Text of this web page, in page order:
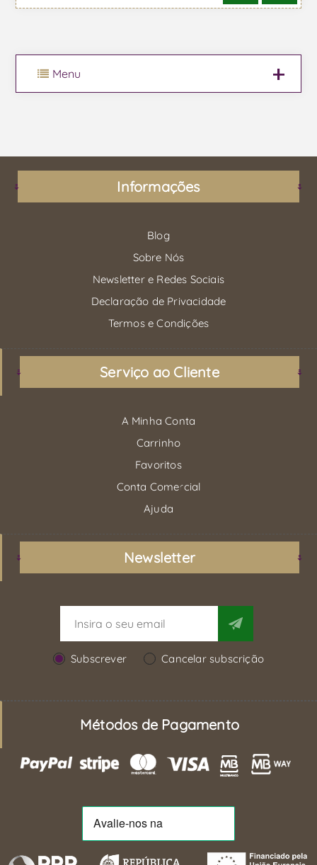
Menu
Informações
Blog
Sobre Nós
Newsletter e Redes Sociais
Declaração de Privacidade
Termos e Condições
Serviço ao Cliente
A Minha Conta
Carrinho
Favoritos
Conta Comercial
Ajuda
Newsletter
Subscrever Cancelar subscrição
Métodos de Pagamento